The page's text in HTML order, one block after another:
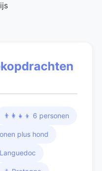
👨‍👩‍👧‍👦 6 personen
plus hond